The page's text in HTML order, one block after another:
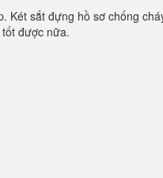
Két sắt đựng hồ sơ chống
được nữa.